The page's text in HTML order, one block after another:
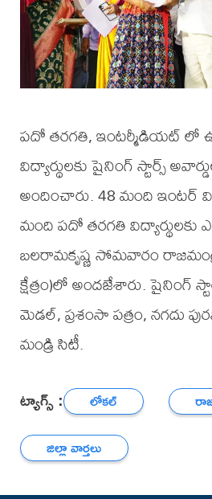
పదో తరగతి, ఇంటర్మీడియట్ లో
విద్యార్థులకు షైనింగ్ స్టార్స్
అందించారు. 48 మంది ఇంటర్
మంది పదో తరగతి విద్యార్థులకు
బలరామకృష్ణ సోమవారం
క్షేత్రం)లో అందజేశారు. షైనింగ్
మెడల్, ప్రశంసా పత్రం, నగదు
మండ్రి సిటీ.
ట్యాగ్స్ : లోకల్
జిల్లా వార్తలు